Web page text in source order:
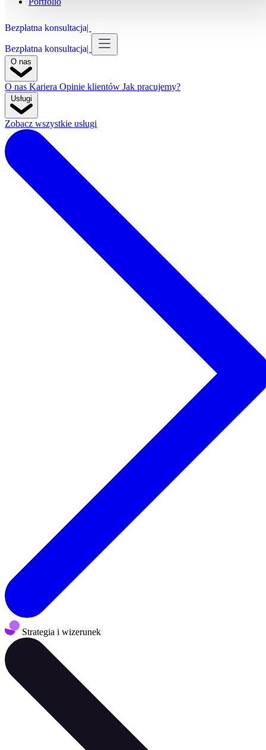
Bezpłatna konsultacja
Bezpłatna konsultacja
O nas Kariera Opinie klientów Jak pracujemy?
Zobacz wszystkie usługi
Strategia i wizerunek